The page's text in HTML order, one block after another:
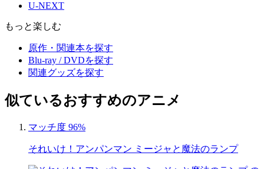
U-NEXT
もっと楽しむ
原作・関連本を探す
Blu-ray / DVDを探す
関連グッズを探す
似ているおすすめのアニメ
マッチ度 96%
それいけ！アンパンマン ミージャと魔法のランプ